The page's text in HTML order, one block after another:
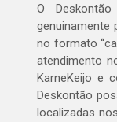
O
genuinamente
no formato
atendimento
KarneKeijo e
Deskontão
localizadas